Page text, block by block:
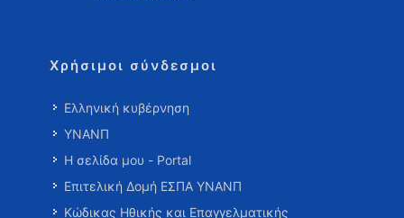
Χρήσιμοι σύνδεσμοι
Ελληνική κυβέρνηση
ΥΝΑΝΠ
Η σελίδα μου - Portal
Επιτελική Δομή ΕΣΠΑ ΥΝΑΝΠ
Κώδικας Ηθικής και Επαγγελματικής